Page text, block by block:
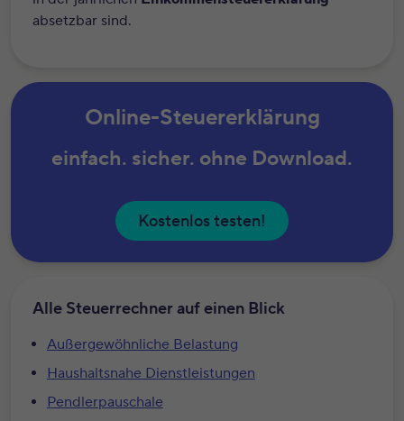
absetzbar sind.
Online-Steuererklärung
einfach. sicher. ohne Download.
Kostenlos testen!
Alle Steuerrechner auf einen Blick
Außergewöhnliche Belastung
Haushaltsnahe Dienstleistungen
Pendlerpauschale